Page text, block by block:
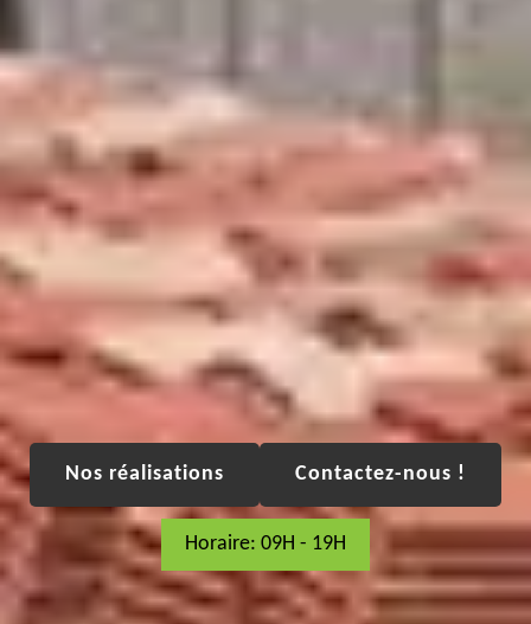
Nos réalisations Contactez-nous !
Horaire: 09H - 19H